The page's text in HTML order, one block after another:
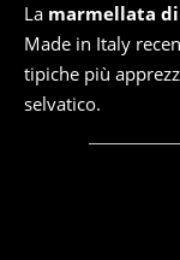
La marmellata
Made in Italy
tipiche più
selvatico.